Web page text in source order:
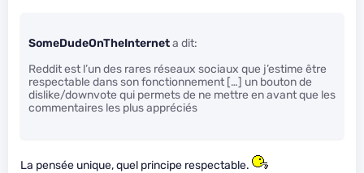
SomeDudeOnTheInterneta dit:
Reddit est l’un des rares réseaux sociaux que j’estime être
respectable dans son fonctionnement […] un bouton de
dislike/downvote qui permets de ne mettre en avant que les
commentaires les plus appréciés
La pensée unique, quel principe respectable.